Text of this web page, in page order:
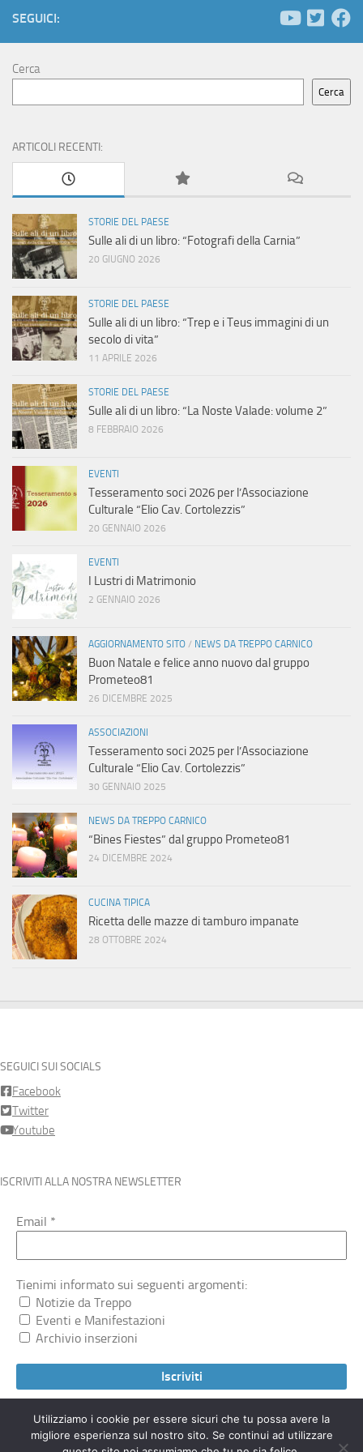
r
c
a
v
s
e
a
g
o
a
i
SEGUICI:
Cerca
Cerca
ARTICOLI RECENTI:
STORIE DEL PAESE
Sulle ali di un libro: “Fotografi della Carnia”
20 GIUGNO 2026
STORIE DEL PAESE
Sulle ali di un libro: “Trep e i Teus immagini di un
secolo di vita”
11 APRILE 2026
STORIE DEL PAESE
Sulle ali di un libro: “La Noste Valade: volume 2”
8 FEBBRAIO 2026
EVENTI
Tesseramento soci 2026 per l’Associazione
Culturale “Elio Cav. Cortolezzis”
20 GENNAIO 2026
EVENTI
I Lustri di Matrimonio
2 GENNAIO 2026
AGGIORNAMENTO SITO / NEWS DA TREPPO CARNICO
Buon Natale e felice anno nuovo dal gruppo
Prometeo81
26 DICEMBRE 2025
ASSOCIAZIONI
Tesseramento soci 2025 per l’Associazione
Culturale “Elio Cav. Cortolezzis”
30 GENNAIO 2025
NEWS DA TREPPO CARNICO
“Bines Fiestes” dal gruppo Prometeo81
24 DICEMBRE 2024
CUCINA TIPICA
Ricetta delle mazze di tamburo impanate
28 OTTOBRE 2024
SEGUICI SUI SOCIALS
Facebook
Twitter
Youtube
ISCRIVITI ALLA NOSTRA NEWSLETTER
Email *
Tienimi informato sui seguenti argomenti:
Notizie da Treppo
Eventi e Manifestazioni
Archivio inserzioni
Treppocarnico.org © 2026. Tutti i diritti riservati.
Utilizziamo i cookie per essere sicuri che tu possa avere la
migliore esperienza sul nostro sito. Se continui ad utilizzare